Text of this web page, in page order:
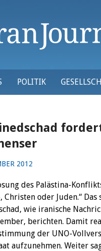
POLITIK
2012
des Palästina-
Christen oder Juden.“
wie iranische
berichten. Damit
der UNO-
aufzunehmen. Weiter